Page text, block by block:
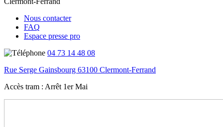
Nous contacter
FAQ
Espace presse pro
04 73 14 48 08
Rue Serge Gainsbourg 63100 Clermont-Ferrand
Accès tram : Arrêt 1er Mai